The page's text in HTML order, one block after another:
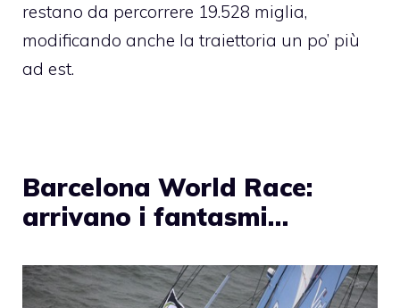
restano da percorrere 19.528 miglia,
modificando anche la traiettoria un po’ più
ad est.
Barcelona World Race:
arrivano i fantasmi…